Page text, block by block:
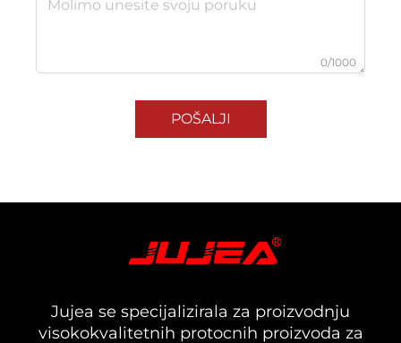
0/1000
POŠALJI
Jujea se specijalizirala za proizvodnju
visokokvalitetnih protocnih proizvoda za